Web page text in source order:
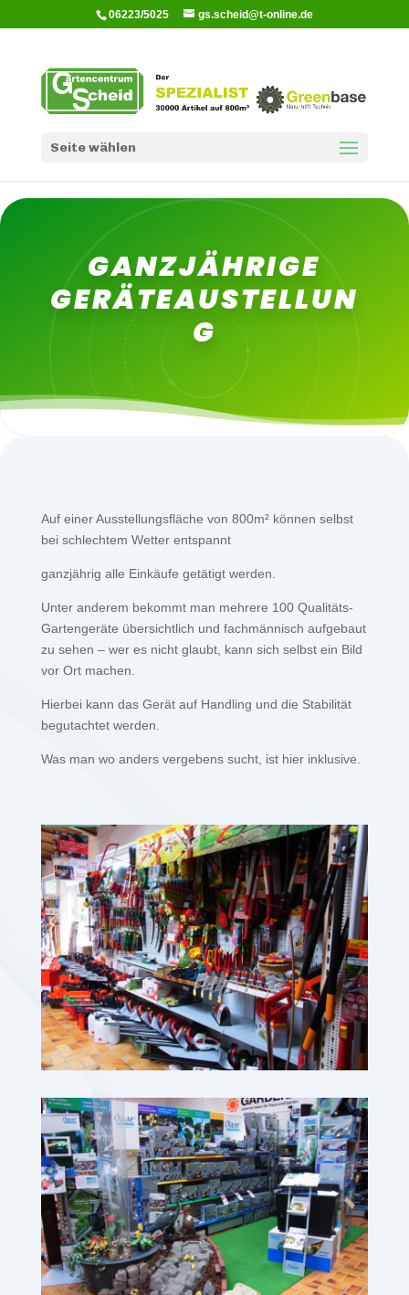
06223/5025 gs.scheid@t-online.de
Seite wählen
GANZJÄHRIGE
GERÄTEAUSTELLUN
G
Auf einer Ausstellungsfläche von 800m² können selbst
bei schlechtem Wetter entspannt
ganzjährig alle Einkäufe getätigt werden.
Unter anderem bekommt man mehrere 100 Qualitäts-
Gartengeräte übersichtlich und fachmännisch aufgebaut
zu sehen – wer es nicht glaubt, kann sich selbst ein Bild
vor Ort machen.
Hierbei kann das Gerät auf Handling und die Stabilität
begutachtet werden.
Was man wo anders vergebens sucht, ist hier inklusive.